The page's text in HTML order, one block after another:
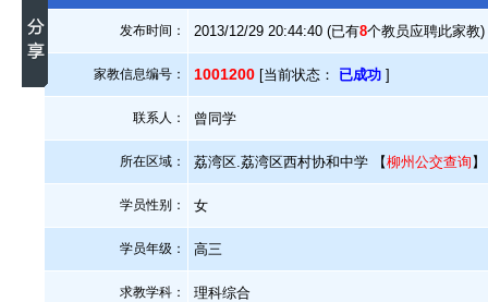
发布时间： 2013/12/29 20:44:40 (已有8个教员应聘此家教)
家教信息编号： 1001200 [当前状态： 已成功 ]
联系人： 曾同学
所在区域： 荔湾区.荔湾区西村协和中学 【柳州公交查询 】
学员性别： 女
学员年级： 高三
求教学科： 理科综合